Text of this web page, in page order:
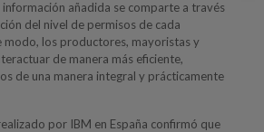
añadida se comparte a través
del nivel de permisos de cada
modo, los productores, mayoristas y
de manera más eficiente,
de una manera integral y prácticamente
por IBM en España confirmó que